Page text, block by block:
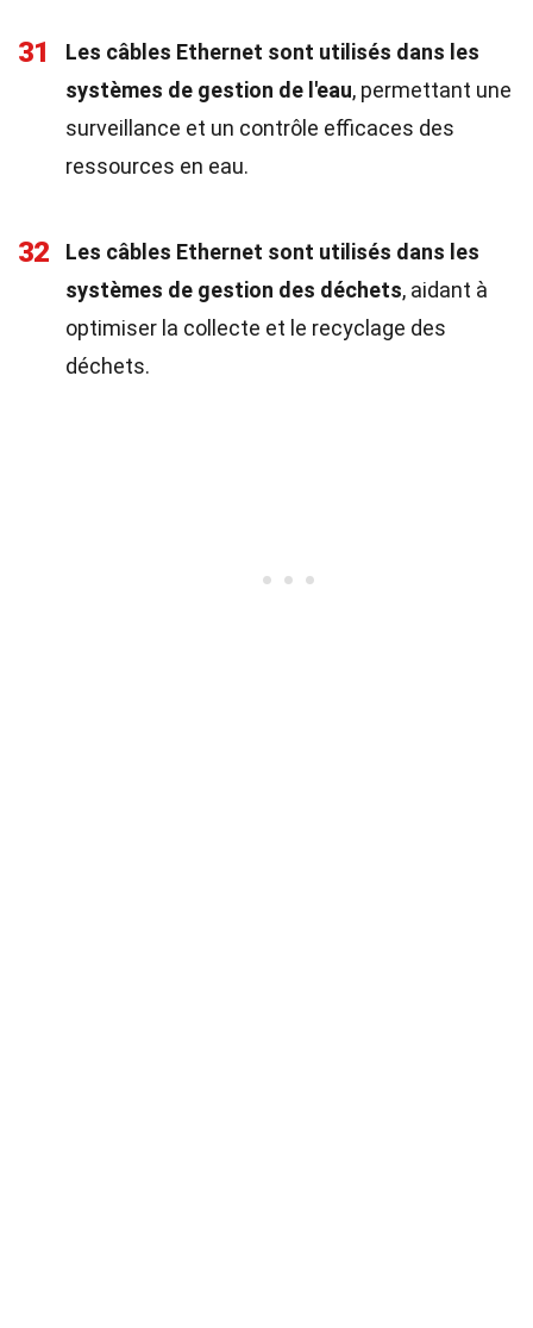
31
Les câbles Ethernet sont utilisés dans les
systèmes de gestion de l'eau, permettant une
surveillance et un contrôle efficaces des
ressources en eau.
32
Les câbles Ethernet sont utilisés dans les
systèmes de gestion des déchets, aidant à
optimiser la collecte et le recyclage des
déchets.